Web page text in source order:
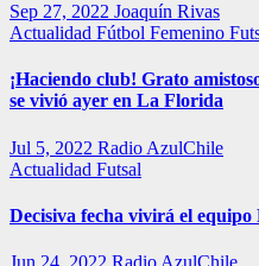
Sep 27, 2022 Joaquín Rivas
Actualidad Fútbol Femenino
¡Haciendo club! Grato
se vivió ayer en La Florida
Jul 5, 2022 Radio AzulChile
Actualidad Futsal
Decisiva fecha vivirá el